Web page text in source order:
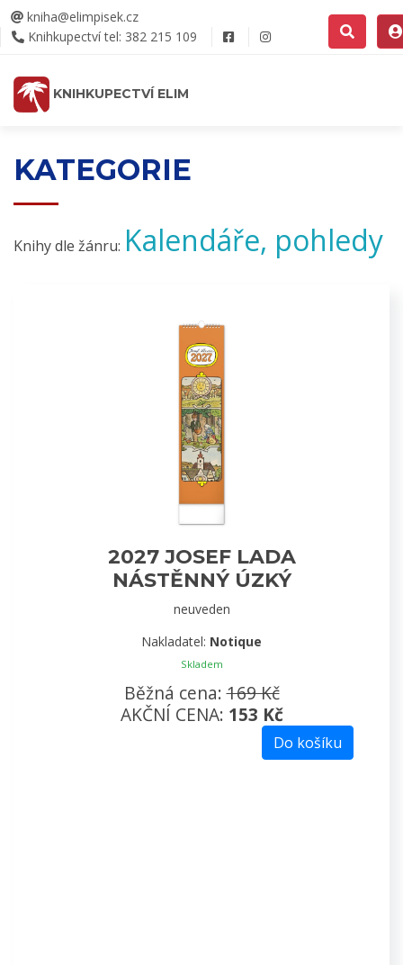
kniha@elimpisek.cz
Knihkupectví tel: 382 215 109
KNIHKUPECTVÍ ELIM
KATEGORIE
Knihy dle žánru: Kalendáře, pohledy
2027 JOSEF LADA
NÁSTĚNNÝ ÚZKÝ
neuveden
Nakladatel: Notique
Skladem
Běžná cena:169 Kč
AKČNÍ CENA: 153 Kč
Do košíku